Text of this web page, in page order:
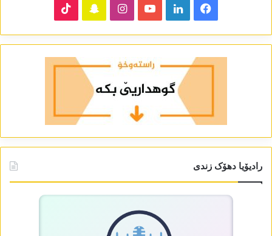
Facebook
LinkedIn
YouTube
Instagram
Snapchat
رادیۆیا دھۆک زندی